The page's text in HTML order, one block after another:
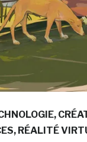
RÉALITÉ